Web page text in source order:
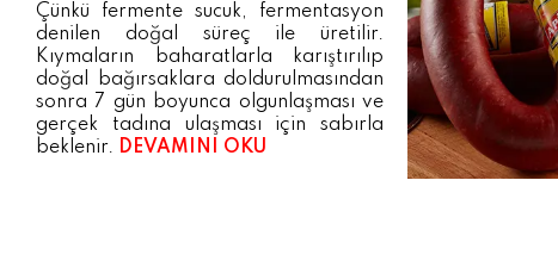
Çünkü fermente sucuk, fermentasyon
denilen doğal süreç ile üretilir.
Kıymaların baharatlarla karıştırılıp
doğal bağırsaklara doldurulmasından
sonra 7 gün boyunca olgunlaşması ve
gerçek tadına ulaşması için sabırla
beklenir. DEVAMINI OKU